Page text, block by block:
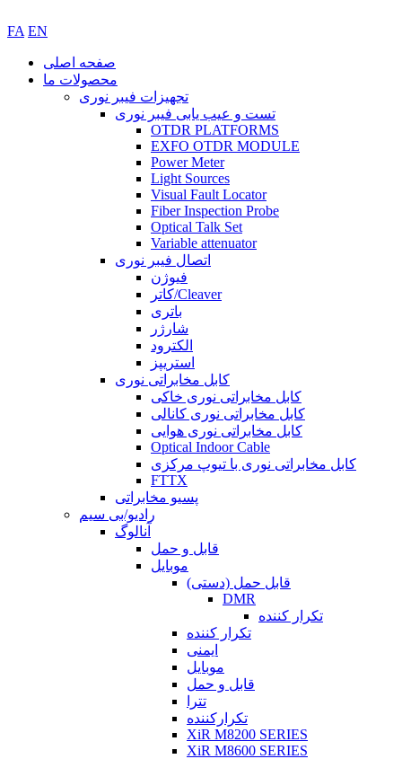
FA EN
صفحه اصلی
محصولات ما
تجهیزات فیبر نوری
تست و عیب یابی فیبر نوری
OTDR PLATFORMS
EXFO OTDR MODULE
Power Meter
Light Sources
Visual Fault Locator
Fiber Inspection Probe
Optical Talk Set
Variable attenuator
اتصال فیبر نوری
فیوژن
کاتر/Cleaver
باتری
شارژر
الکترود
استریپز
کابل مخابراتی نوری
کابل مخابراتی نوری خاکی
کابل مخابراتی نوری کانالی
کابل مخابراتی نوری هوایی
Optical Indoor Cable
کابل مخابراتی نوری با تیوپ مرکزی
FTTX
پسیو مخابراتی
رادیو/بی سیم
آنالوگ
قابل و حمل
موبایل
قابل حمل (دستی)
DMR
تکرار کننده
تکرار کننده
ایمنی
موبایل
قابل و حمل
تترا
تکرارکننده
XiR M8200 SERIES
XiR M8600 SERIES